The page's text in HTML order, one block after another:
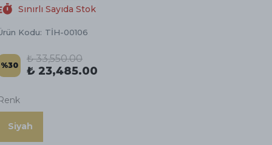
Sınırlı Sayıda Stok
Kodu: TİH-00106
%30
₺ 33,550.00
₺ 23,485.00
Siyah